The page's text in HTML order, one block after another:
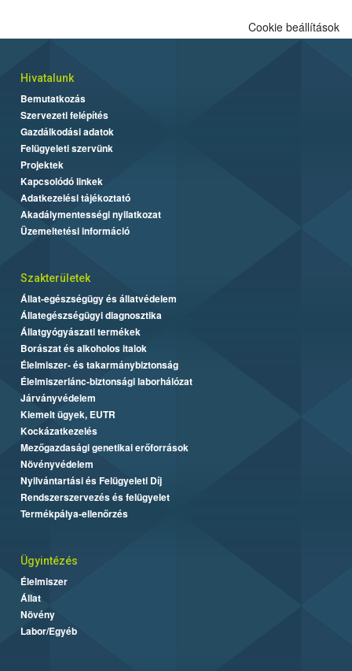
Cookie beállítások
Hivatalunk
Bemutatkozás
Szervezeti felépítés
Gazdálkodási adatok
Felügyeleti szervünk
Projektek
Kapcsolódó linkek
Adatkezelési tájékoztató
Akadálymentességi nyilatkozat
Üzemeltetési információ
Szakterületek
Állat-egészségügy és állatvédelem
Állategészségügyi diagnosztika
Állatgyógyászati termékek
Borászat és alkoholos italok
Élelmiszer- és takarmánybiztonság
Élelmiszerlánc-biztonsági laborhálózat
Járványvédelem
Kiemelt ügyek, EUTR
Kockázatkezelés
Mezőgazdasági genetikai erőforrások
Növényvédelem
Nyilvántartási és Felügyeleti Díj
Rendszerszervezés és felügyelet
Termékpálya-ellenőrzés
Ügyintézés
Élelmiszer
Állat
Növény
Labor/Egyéb